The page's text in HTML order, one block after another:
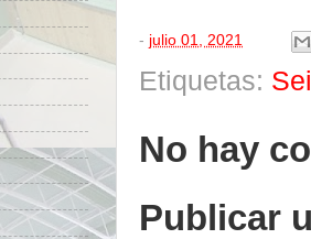
- julio 01, 2021
Etiquetas:
No hay
Publicar